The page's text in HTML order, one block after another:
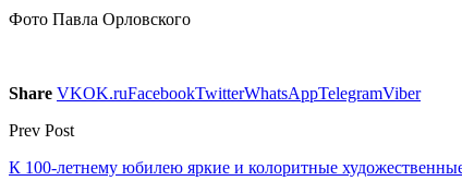
Фото Павла Орловского
Share VKOK.ruFacebookTwitterWhatsAppTelegramViber
Prev Post
К 100-летнему юбилею яркие и колоритные